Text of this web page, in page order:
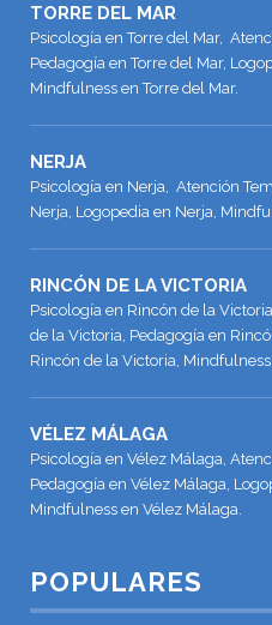
TORRE DEL MAR
Psicología en Torre del Mar,
Pedagogía en Torre del Mar,
Mindfulness en Torre del Mar.
NERJA
Psicología en Nerja, Atención
Nerja, Logopedia en Nerja,
RINCÓN DE LA VICTORIA
Psicología en Rincón de la
de la Victoria, Pedagogía en
Rincón de la Victoria,
VÉLEZ MÁLAGA
Psicología en Vélez Málaga,
Pedagogía en Vélez Málaga,
Mindfulness en Vélez Málaga.
POPULARES